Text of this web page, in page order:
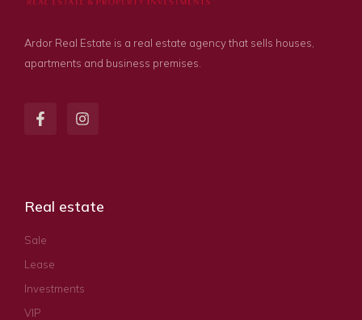
Ardor Real Estate is a real estate agency that sells houses,
apartments and business premises.
Real estate
Sale
Lease
Investments
VIP